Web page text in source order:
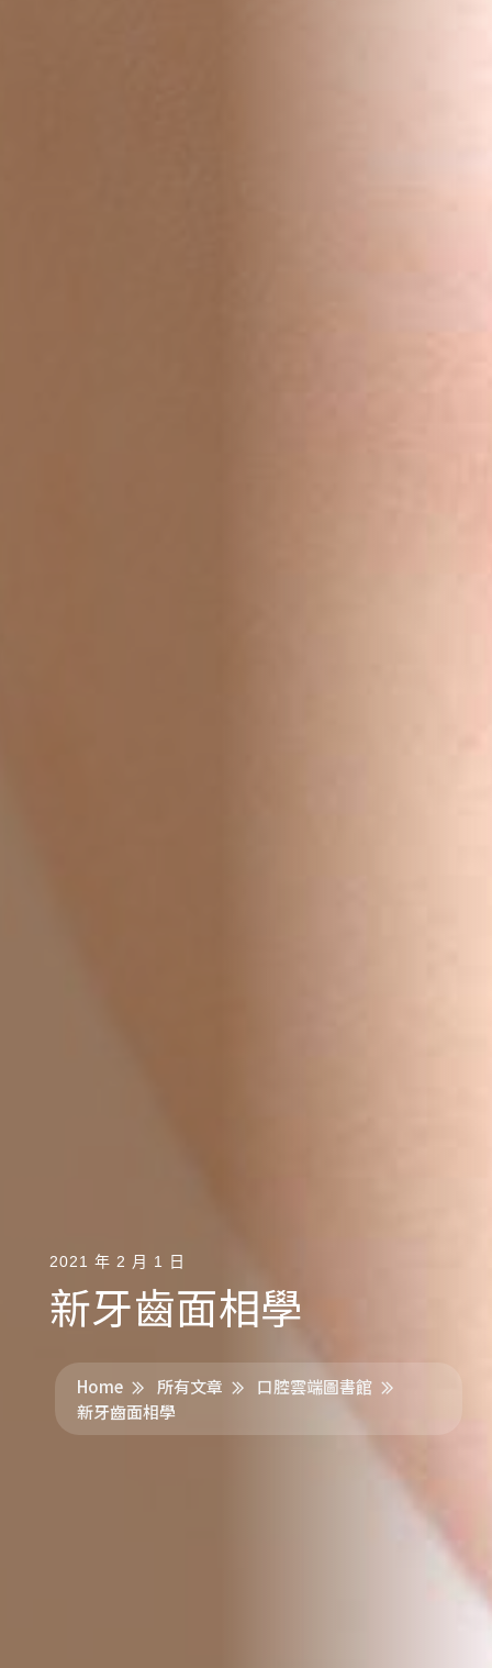
2021 年 2 月 1 日
新牙齒面相學
Home 所有文章
口腔雲端圖書館
新牙齒面相學